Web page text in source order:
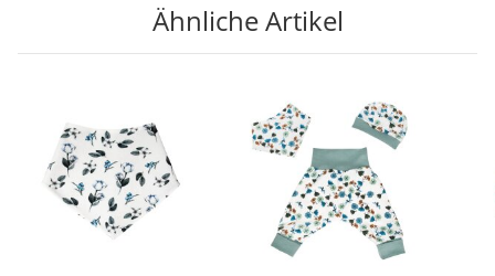
Ähnliche Artikel